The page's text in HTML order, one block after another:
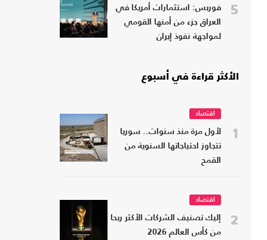
5
فوربس: استثمارات أمريكا في
العراق جزء من أمنها القومي
لمواجهة نفوذ إيران
الأكثر قراءة في أسبوع
1
اقتصاد
لأول مرة منذ سنوات.. سوريا
تتجاوز احتياجاتها السنوية من
القمح
2
اقتصاد
إليك تصنيف الشركات الأكثر ربحا
من كأس العالم 2026